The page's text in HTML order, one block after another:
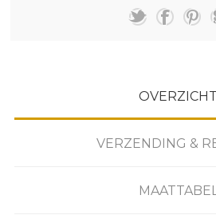
OVERZICHT
VERZENDING &